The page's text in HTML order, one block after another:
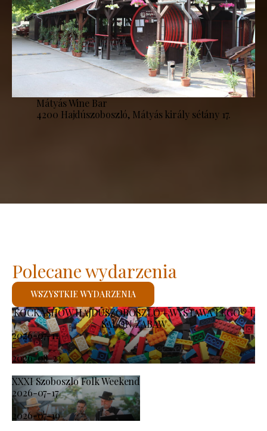
Mátyás Wine Bar
4200 Hajdúszoboszló, Mátyás király sétány 17.
KOCKASHOW HAJDÚSZOBOSZLÓ – WYSTAWA LEGO® I
SALON ZABAW
2026-07-11
-
2026-08-23
XXXI Szoboszlo Folk Weekend
2026-07-17
-
2026-07-19
Polecane wydarzenia
WSZYSTKIE WYDARZENIA